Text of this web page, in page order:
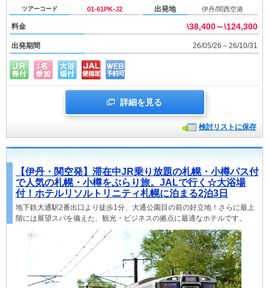
ツアーコード 01-61PK-J2 出発地 伊丹/関西空港
料金 \38,400～\124,300
出発期間 26/05/26～26/10/31
詳細を見る
検討リストに保存
【伊丹・関空発】滞在中JR乗り放題の札幌・小樽パス付
で人気の札幌・小樽をぶらり旅。JALで行く☆大浴場
付！ホテルリソルトリニティ札幌に泊まる2泊3日
地下鉄大通駅2番出口より徒歩1分、大通公園目の前の好立地！さらに最上
階には展望スパを備えた、観光・ビジネスの拠点に最適なホテルです。